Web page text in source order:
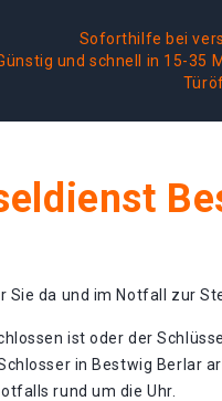
Soforthilfe bei
und schnell in 15-35
Sie da und im Notfall zur
ist oder der
in Bestwig Berlar
rund um die Uhr.